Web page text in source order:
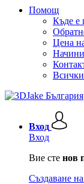
Помощ
Къде е
Цена
Вход
Вход
Вие сте нов
Създаване